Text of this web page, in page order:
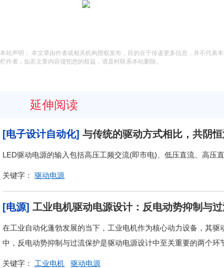
本站声明： 本文章由作者或相关机构授权发布，目的在于传递更多信息，并不代表
栏作者，如若文章内容侵犯您的权益，请及时联系本站删除。
延伸阅读
[电子设计自动化] 与传统的驱动方式相比，共阴
LED驱动电源的输入包括高压工频交流(即市电)、低压直流、高压
关键字： 驱动电源
[电源] 工业电机驱动电源设计：反电动势抑制与
在工业自动化蓬勃发展的当下，工业电机作为核心动力设备，其
中，反电动势抑制与过流保护是驱动电源设计中至关重要的两个
关键字： 工业电机 驱动电源